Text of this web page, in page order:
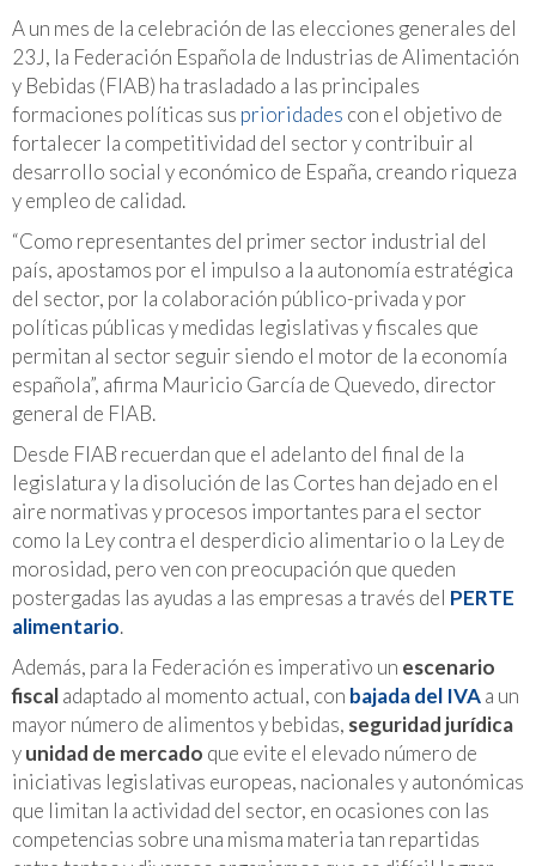
A un mes de la celebración de las elecciones generales del
23J, la Federación Española de Industrias de Alimentación
y Bebidas (FIAB) ha trasladado a las principales
formaciones políticas sus prioridades con el objetivo de
fortalecer la competitividad del sector y contribuir al
desarrollo social y económico de España, creando riqueza
y empleo de calidad.
“Como representantes del primer sector industrial del
país, apostamos por el impulso a la autonomía estratégica
del sector, por la colaboración público-privada y por
políticas públicas y medidas legislativas y fiscales que
permitan al sector seguir siendo el motor de la economía
española”, afirma Mauricio García de Quevedo, director
general de FIAB.
Desde FIAB recuerdan que el adelanto del final de la
legislatura y la disolución de las Cortes han dejado en el
aire normativas y procesos importantes para el sector
como la Ley contra el desperdicio alimentario o la Ley de
morosidad, pero ven con preocupación que queden
postergadas las ayudas a las empresas a través del PERTE
alimentario.
Además, para la Federación es imperativo un escenario
fiscaladaptado al momento actual, con bajada del IVAa un
mayor número de alimentos y bebidas, seguridad jurídica
yunidad de mercado que evite el elevado número de
iniciativas legislativas europeas, nacionales y autonómicas
que limitan la actividad del sector, en ocasiones con las
competencias sobre una misma materia tan repartidas